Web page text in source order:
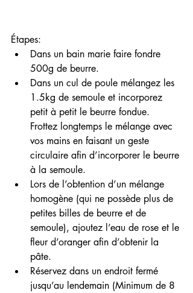
Étapes:
Dans un bain marie faire fondre
500g de beurre.
Dans un cul de poule mélangez les
1.5kg de semoule et incorporez
petit à petit le beurre fondue.
Frottez longtemps le mélange avec
vos mains en faisant un geste
circulaire afin d’incorporer le beurre
à la semoule.
Lors de l’obtention d’un mélange
homogène (qui ne possède plus de
petites billes de beurre et de
semoule), ajoutez l’eau de rose et le
fleur d’oranger afin d’obtenir la
pâte.
Réservez dans un endroit fermé
jusqu’au lendemain (Minimum de 8